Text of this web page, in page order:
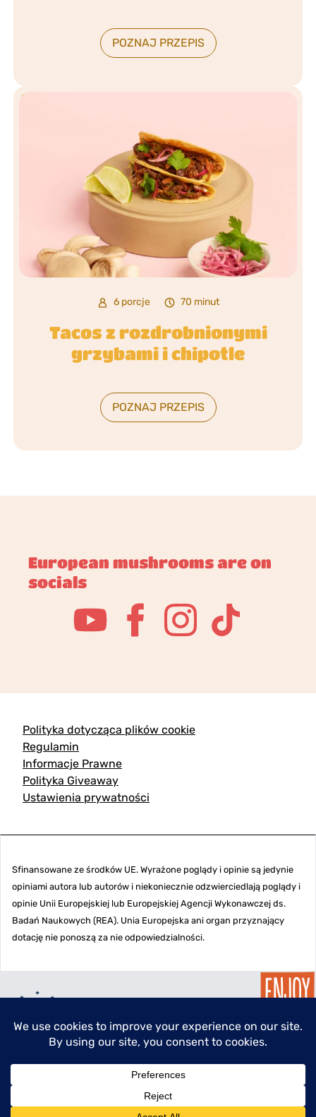
menu
POZNAJ PRZEPIS
6 porcje 70 minut
Tacos z rozdrobnionymi
grzybami i chipotle
POZNAJ PRZEPIS
European mushrooms are on
socials
Polityka dotycząca plików cookie
Regulamin
Informacje Prawne
Polityka Giveaway
Ustawienia prywatności
Sfinansowane ze środków UE. Wyrażone poglądy i opinie są jedynie
opiniami autora lub autorów i niekoniecznie odzwierciedlają poglądy i
opinie Unii Europejskiej lub Europejskiej Agencji Wykonawczej ds.
Badań Naukowych (REA). Unia Europejska ani organ przyznający
dotację nie ponoszą za nie odpowiedzialności.